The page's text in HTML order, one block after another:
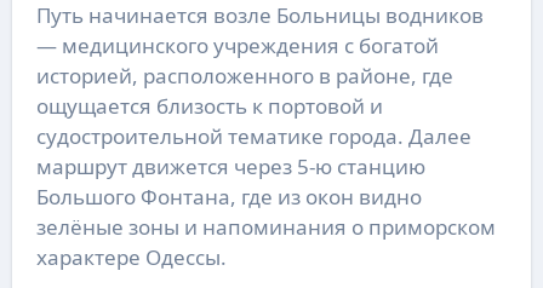
Путь начинается возле Больницы водников
— медицинского учреждения с богатой
историей, расположенного в районе, где
ощущается близость к портовой и
судостроительной тематике города. Далее
маршрут движется через 5-ю станцию
Большого Фонтана, где из окон видно
зелёные зоны и напоминания о приморском
характере Одессы.